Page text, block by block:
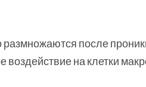
после
на клетки